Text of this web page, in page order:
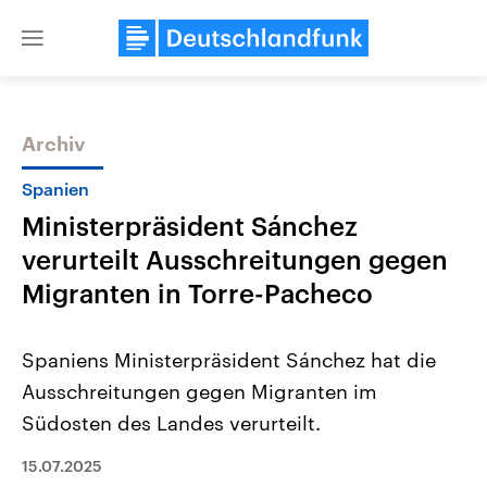
Close
Themen
2026
Alle Informationen
Sachsen-Anhalt wählt am 6.
Landtag. Seit 2021 wird das
Aktuelle Beiträge,
Hintergründe
Wirtschaftlich und
Archiv
Spanien
Ministerpräsident Sánchez
verurteilt Ausschreitungen gegen
Migranten in Torre-Pacheco
Spaniens Ministerpräsident Sánchez hat die
Ausschreitungen gegen Migranten im
Südosten des Landes verurteilt.
15.07.2025